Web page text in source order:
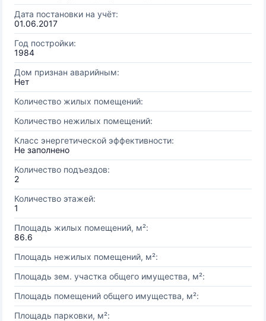
Дата постановки на учёт:
01.06.2017
Год постройки:
1984
Дом признан аварийным:
Нет
Количество жилых помещений:
Количество нежилых помещений:
Класс энергетической эффективности:
Не заполнено
Количество подъездов:
2
Количество этажей:
1
Площадь жилых помещений, м²:
86.6
Площадь нежилых помещений, м²:
Площадь зем. участка общего имущества, м²:
Площадь помещений общего имущества, м²:
Площадь парковки, м²: